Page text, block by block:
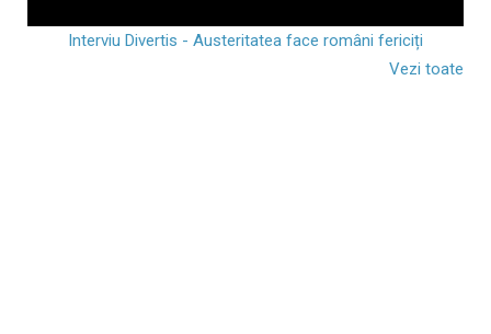
Interviu Divertis - Austeritatea face români fericiți
Vezi toate